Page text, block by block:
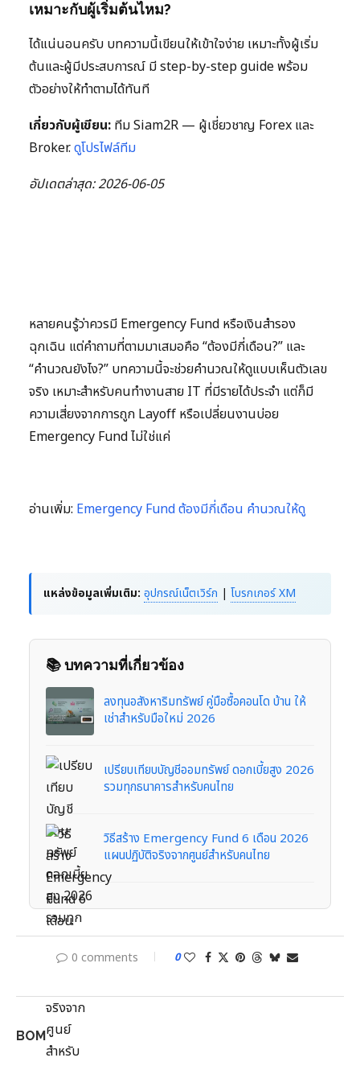
เหมาะกับผู้เริ่มต้นไหม?
ได้แน่นอนครับ บทความนี้เขียนให้เข้าใจง่าย เหมาะทั้งผู้เริ่ม
ต้นและผู้มีประสบการณ์ มี step-by-step guide พร้อม
ตัวอย่างให้ทำตามได้ทันที
เกี่ยวกับผู้เขียน: ทีม Siam2R — ผู้เชี่ยวชาญ Forex และ
Broker.ดูโปรไฟล์ทีม
อัปเดตล่าสุด: 2026-06-05
หลายคนรู้ว่าควรมี Emergency Fund หรือเงินสำรอง
ฉุกเฉิน แต่คำถามที่ตามมาเสมอคือ “ต้องมีกี่เดือน?” และ
“คำนวณยังไง?” บทความนี้จะช่วยคำนวณให้ดูแบบเห็นตัวเลข
จริง เหมาะสำหรับคนทำงานสาย IT ที่มีรายได้ประจำ แต่ก็มี
ความเสี่ยงจากการถูก Layoff หรือเปลี่ยนงานบ่อย
Emergency Fund ไม่ใช่แค่
อ่านเพิ่ม: Emergency Fund ต้องมีกี่เดือน คำนวณให้ดู
แหล่งข้อมูลเพิ่มเติม: อุปกรณ์เน็ตเวิร์ก | โบรกเกอร์ XM
📚 บทความที่เกี่ยวข้อง
ลงทุนอสังหาริมทรัพย์ คู่มือซื้อคอนโด บ้าน ให้
เช่าสำหรับมือใหม่ 2026
เปรียบเทียบบัญชีออมทรัพย์ ดอกเบี้ยสูง 2026
รวมทุกธนาคารสำหรับคนไทย
วิธีสร้าง Emergency Fund 6 เดือน 2026
แผนปฏิบัติจริงจากศูนย์สำหรับคนไทย
0 comments 0
BOM